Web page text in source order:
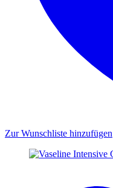
Zur Wunschliste hinzufügen